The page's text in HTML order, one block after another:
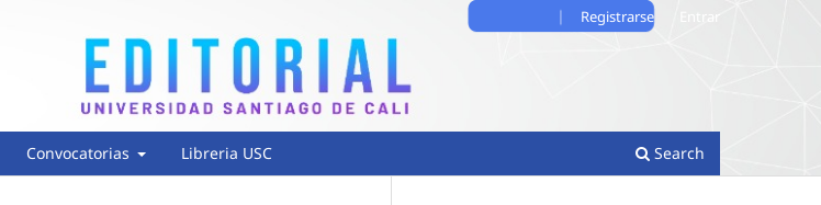
Convocatorias Libreria USC Search
Registrarse